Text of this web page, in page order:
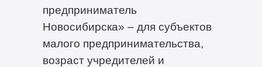
предприниматель
Новосибирска» – для субъектов
малого предпринимательства,
возраст учредителей и